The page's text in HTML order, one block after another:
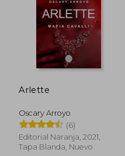
Arlette
Oscary Arroyo
(6)
Editorial Naranja, 2021,
Tapa Blanda, Nuevo